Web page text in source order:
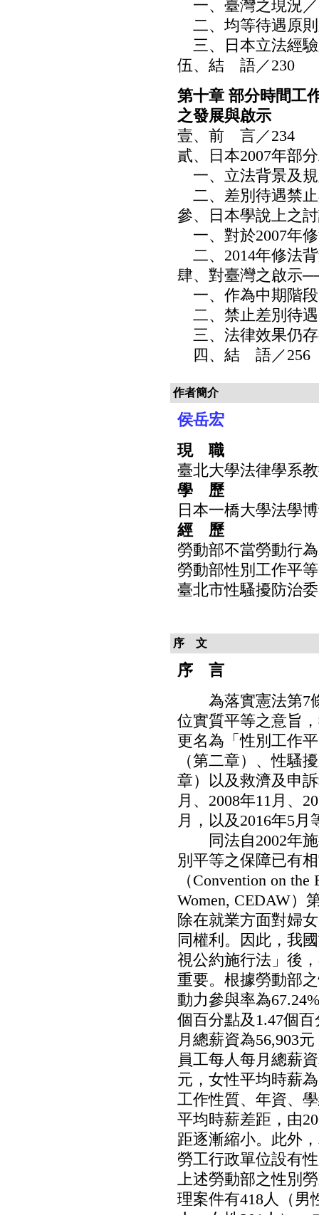
一、臺灣之現況／
二、均等待遇原
三、日本立法經
伍、結 語／230
第十章 部分時間工
之發展與啟示
壹、前 言／234
貳、日本2007年部
一、立法背景及
二、差別待遇禁
參、日本學說上之
一、對於2007年
二、2014年修法
肆、對臺灣之啟示
一、作為中期階
二、禁止差別待
三、法律效果仍
四、結 語／256
作者簡介
侯岳宏
現 職
臺北大學法律學系
學 歷
日本一橋大學法學
經 歷
勞動部不當勞動行
勞動部性別工作平
臺北市性騷擾防治
序 文
序 言
為落實憲法第7條
位實質平等之意旨
更名為「性別工作
（第二章）、性騷
章）以及救濟及申
月、2008年11月、
月，以及2016年5
同法自2002年施
別平等之保障已有
（Convention on
Women, CEDAW）
除在就業方面對婦
同權利。因此，我
視公約施行法」後
重要。根據勞動部
動力參與率為
個百分點及1.47個
月總薪資為56,903
員工每人每月總薪
元，女性平均時薪
工作性質、年資、
平均時薪差距，由
距逐漸縮小。此外
勞工行政單位設有
上述勞動部之性別
理案件有418人（男